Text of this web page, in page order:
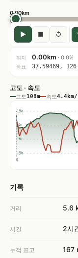
0.00km
▶ ■ ↺
위치 0.00km · 0.0%
좌표 37.59469,
고도 · 속도
고도108m 속도4.4km/
0
136m
64m
-8m
-80m
기록
거리 5.6
시간 2시
누적 표고 167